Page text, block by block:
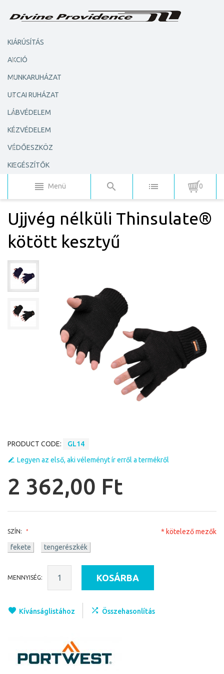
KIÁRÚSÍTÁS
AKCIÓ
MUNKARUHÁZAT
UTCAI RUHÁZAT
LÁBVÉDELEM
KÉZVÉDELEM
VÉDŐESZKÖZ
KIEGÉSZÍTŐK
Menü 0
Ujjvég nélküli Thinsulate®
kötött kesztyű
PRODUCT CODE:
GL14
Legyen az első, aki véleményt ír erről a termékről
2 362,00 Ft
SZÍN:
fekete tengerészkék
* kötelező mezők
MENNYISÉG: KOSÁRBA
Kívánságlistához Összehasonlítás